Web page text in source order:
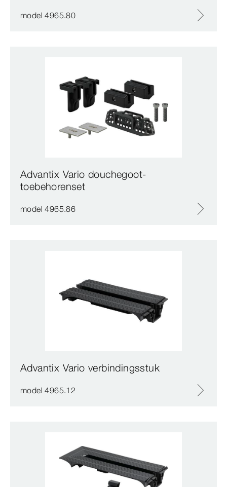
model 4965.80
Advantix Vario douchegoot-
toebehorenset
model 4965.86
Advantix Vario verbindingsstuk
model 4965.12